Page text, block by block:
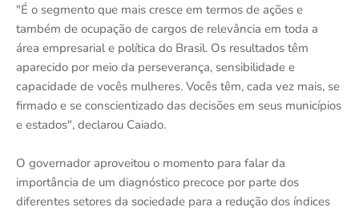
"É o segmento que mais cresce em termos de ações e
também de ocupação de cargos de relevância em toda a
área empresarial e política do Brasil. Os resultados têm
aparecido por meio da perseverança, sensibilidade e
capacidade de vocês mulheres. Vocês têm, cada vez mais, se
firmado e se conscientizado das decisões em seus municípios
e estados", declarou Caiado.
O governador aproveitou o momento para falar da
importância de um diagnóstico precoce por parte dos
diferentes setores da sociedade para a redução dos índices